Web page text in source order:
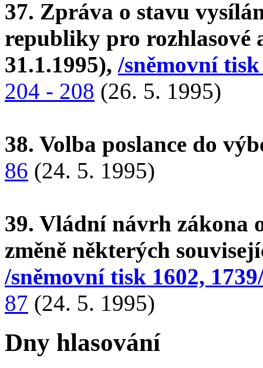
37. Zpráva o stavu
republiky pro rozhlasové
31.1.1995), /sněmovní
204 - 208 (26. 5. 1995)
38. Volba poslance do
86 (24. 5. 1995)
39. Vládní návrh zákona
změně některých
/sněmovní tisk 1602,
87 (24. 5. 1995)
Dny hlasování